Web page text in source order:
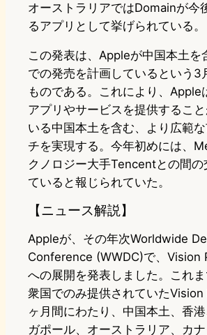
オーストラリアではDomainが今
るアプリとして挙げられている。
この発表は、Appleが中国本土を
での発売を計画しているという3
ものである。これにより、Apple
アプリやサービスを提供するこ
いる中国本土を含む、より広範
チを実現する。今年初めには、
クノロジー大手Tencentとの間の
ていると報じられていた。
【ニュース解説】
Appleが、その年次Worldwide
Conference (WWDC)で、Vision
への展開を発表しました。これ
衆国でのみ提供されていた
ヶ月間にわたり、中国本土、香
ガポール、オーストラリア、カ